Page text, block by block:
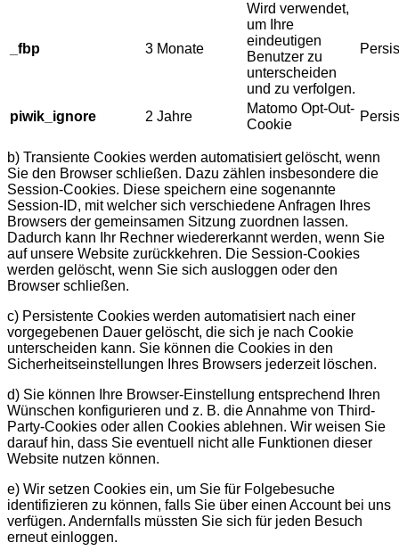
_fbp 3 Monate
Wird verwendet,
um Ihre
eindeutigen
Benutzer zu
unterscheiden
und zu verfolgen.
piwik_ignore 2 Jahre
Matomo Opt-Out-
Cookie
b) Transiente Cookies werden automatisiert gelöscht, wenn
Sie den Browser schließen. Dazu zählen insbesondere die
Session-Cookies. Diese speichern eine sogenannte
Session-ID, mit welcher sich verschiedene Anfragen Ihres
Browsers der gemeinsamen Sitzung zuordnen lassen.
Dadurch kann Ihr Rechner wiedererkannt werden, wenn Sie
auf unsere Website zurückkehren. Die Session-Cookies
werden gelöscht, wenn Sie sich ausloggen oder den
Browser schließen.
c) Persistente Cookies werden automatisiert nach einer
vorgegebenen Dauer gelöscht, die sich je nach Cookie
unterscheiden kann. Sie können die Cookies in den
Sicherheitseinstellungen Ihres Browsers jederzeit löschen.
d) Sie können Ihre Browser-Einstellung entsprechend Ihren
Wünschen konfigurieren und z. B. die Annahme von Third-
Party-Cookies oder allen Cookies ablehnen. Wir weisen Sie
darauf hin, dass Sie eventuell nicht alle Funktionen dieser
Website nutzen können.
e) Wir setzen Cookies ein, um Sie für Folgebesuche
identifizieren zu können, falls Sie über einen Account bei uns
verfügen. Andernfalls müssten Sie sich für jeden Besuch
erneut einloggen.